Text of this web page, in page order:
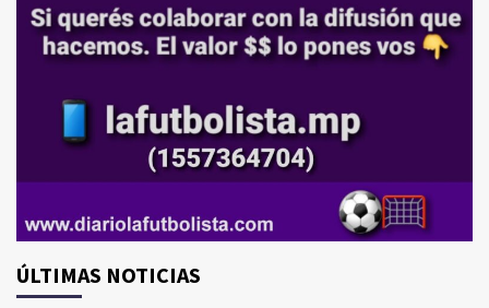
ÚLTIMAS NOTICIAS